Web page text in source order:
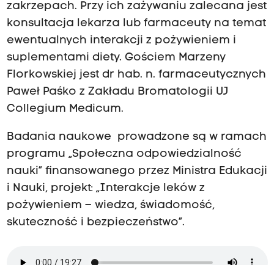
zakrzepach. Przy ich zażywaniu zalecana jest
konsultacja lekarza lub farmaceuty na temat
ewentualnych interakcji z pożywieniem i
suplementami diety. Gościem Marzeny
Florkowskiej jest dr hab. n. farmaceutycznych
Paweł Paśko z Zakładu Bromatologii UJ
Collegium Medicum.
Badania naukowe prowadzone są w ramach
programu „Społeczna odpowiedzialność
nauki” finansowanego przez Ministra Edukacji
i Nauki, projekt: „Interakcje leków z
pożywieniem – wiedza, świadomość,
skuteczność i bezpieczeństwo”.